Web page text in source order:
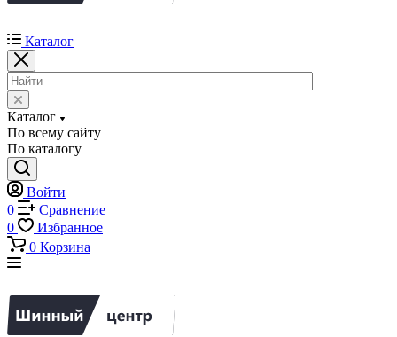
Каталог
Каталог
По всему сайту
По каталогу
Войти
0
Сравнение
0
Избранное
0 Корзина